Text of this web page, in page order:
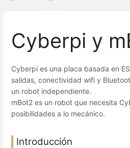
Cyberpi y
Cyberpi es una placa basada en
salidas, conectividad wifi y
un robot independiente.
mBot2 es un robot que necesita
posibilidades a lo mecánico.
Introducción